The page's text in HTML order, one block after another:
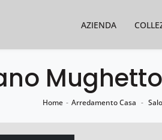
AZIENDA
Home - Arredamento Casa -